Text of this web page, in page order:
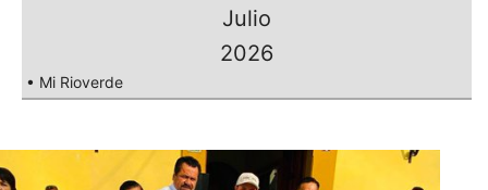
Julio
2026
• Mi Rioverde